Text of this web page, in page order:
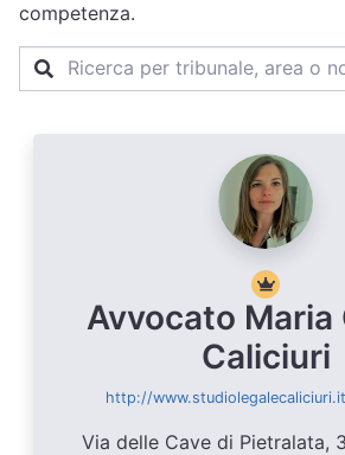
competenza.
Avvocato Maria
Caliciuri
http://
Via delle Cave di Pietralata,